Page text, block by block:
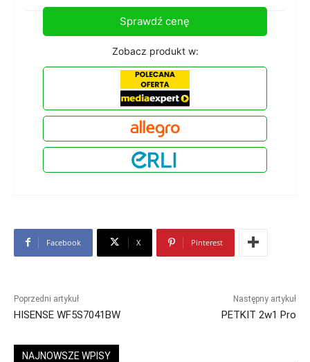
Sprawdź cenę
Zobacz produkt w:
Facebook X Pinterest
Poprzedni artykuł
HISENSE WF5S7041BW
Następny artykuł
PETKIT 2w1 Pro
NAJNOWSZE WPISY